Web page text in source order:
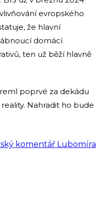
evropského
že hlavní
domácí
ten už běží hlavně
poprvé za dekádu
Nahradit ho bude
komentář Lubomíra